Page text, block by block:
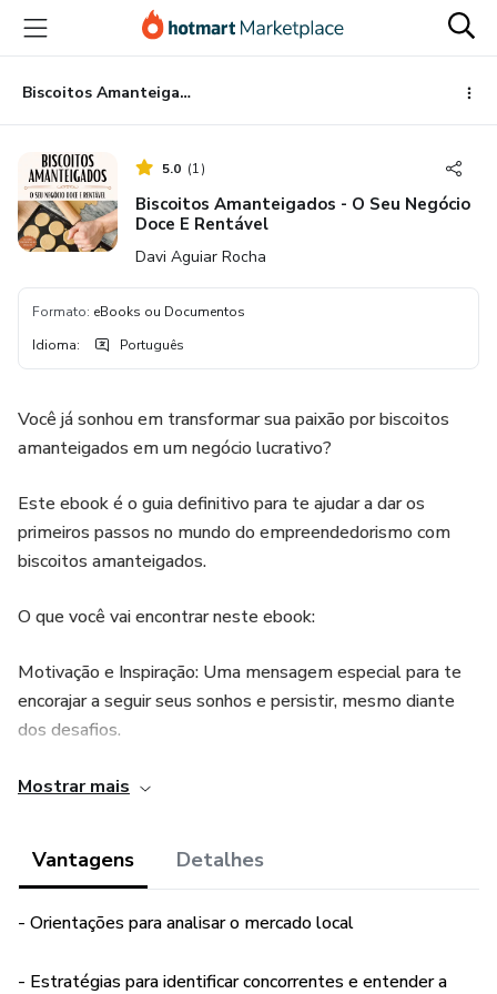
para
conteúdo
principal
para
pagamento
para
rodapé
Biscoitos Amanteigados - O Seu Negócio Doce E Rentável
5.0 (1)
Biscoitos Amanteigados - O Seu Negócio
Doce E Rentável
Davi Aguiar Rocha
Formato: eBooks ou Documentos
Idioma: Português
Você já sonhou em transformar sua paixão por biscoitos
amanteigados em um negócio lucrativo?
Este ebook é o guia definitivo para te ajudar a dar os
primeiros passos no mundo do empreendedorismo com
biscoitos amanteigados.
O que você vai encontrar neste ebook:
Motivação e Inspiração: Uma mensagem especial para te
encorajar a seguir seus sonhos e persistir, mesmo diante
dos desafios.
Pesquisa de Mercado: Saiba como analisar o mercado local,
de biscoitos amanteigados, incluindo biscoitos clássicos, de
Mostrar mais
Vantagens Detalhes
- Orientações para analisar o mercado local
- Estratégias para identificar concorrentes e entender a